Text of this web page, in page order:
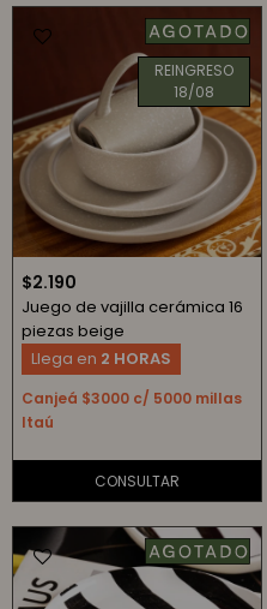
REINGRESO
18/08
$2.190
Juego de vajilla cerámica 16
piezas beige
Canjeá $3000 c/ 5000 millas
Itaú
Llega en 2 HORAS